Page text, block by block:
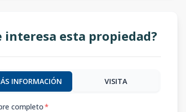
interesa esta propiedad?
INFORMACIÓN VISITA
completo*